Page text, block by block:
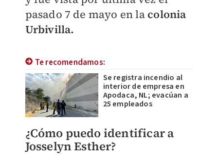
pasado 7 de mayo en la colonia
Urbivilla.
Te recomendamos:
Se registra incendio al
interior de empresa en
Apodaca, NL; evacúan a
25 empleados
¿Cómo puedo identificar a
Josselyn Esther?